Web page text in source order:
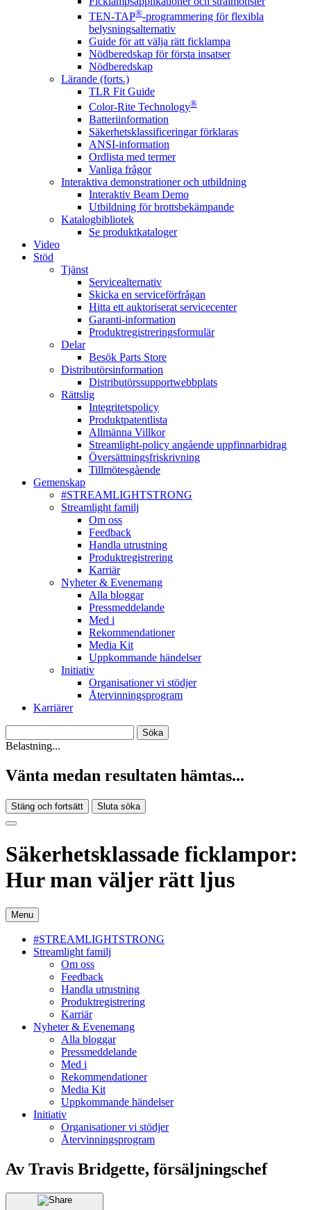
TEN-TAP®-programmering för flexibla
belysningsalternativ
Guide för att välja rätt ficklampa
Nödberedskap för första insatser
Nödberedskap
Lärande (forts.)
TLR Fit Guide
Color-Rite Technology®
Batteriinformation
Säkerhetsklassificeringar förklaras
ANSI-information
Ordlista med termer
Vanliga frågor
Interaktiva demonstrationer och utbildning
Interaktiv Beam Demo
Utbildning för brottsbekämpande
Katalogbibliotek
Se produktkataloger
Video
Stöd
Tjänst
Servicealternativ
Skicka en serviceförfrågan
Hitta ett auktoriserat servicecenter
Garanti-information
Produktregistreringsformulär
Delar
Besök Parts Store
Distributörsinformation
Distributörssupportwebbplats
Rättslig
Integritetspolicy
Produktpatentlista
Allmänna Villkor
Streamlight-policy angående uppfinnarbidrag
Översättningsfriskrivning
Tillmötesgående
Gemenskap
#STREAMLIGHTSTRONG
Streamlight familj
Om oss
Feedback
Handla utrustning
Produktregistrering
Karriär
Nyheter & Evenemang
Alla bloggar
Pressmeddelande
Med i
Rekommendationer
Media Kit
Uppkommande händelser
Initiativ
Organisationer vi stödjer
Återvinningsprogram
Karriärer
Belastning...
Vänta medan resultaten hämtas...
Stäng och fortsätt Sluta söka
Säkerhetsklassade ficklampor:
Hur man väljer rätt ljus
Menu
#STREAMLIGHTSTRONG
Streamlight familj
Om oss
Feedback
Handla utrustning
Produktregistrering
Karriär
Nyheter & Evenemang
Alla bloggar
Pressmeddelande
Med i
Rekommendationer
Media Kit
Uppkommande händelser
Initiativ
Organisationer vi stödjer
Återvinningsprogram
Av Travis Bridgette, försäljningschef